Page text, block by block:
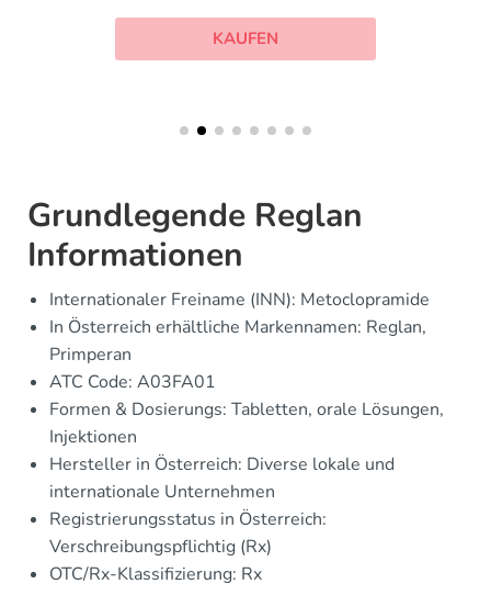
KAUFEN
Grundlegende Reglan
Informationen
Internationaler Freiname (INN): Metoclopramide
In Österreich erhältliche Markennamen: Reglan,
Primperan
ATC Code: A03FA01
Formen & Dosierungs: Tabletten, orale Lösungen,
Injektionen
Hersteller in Österreich: Diverse lokale und
internationale Unternehmen
Registrierungsstatus in Österreich:
Verschreibungspflichtig (Rx)
OTC/Rx-Klassifizierung: Rx